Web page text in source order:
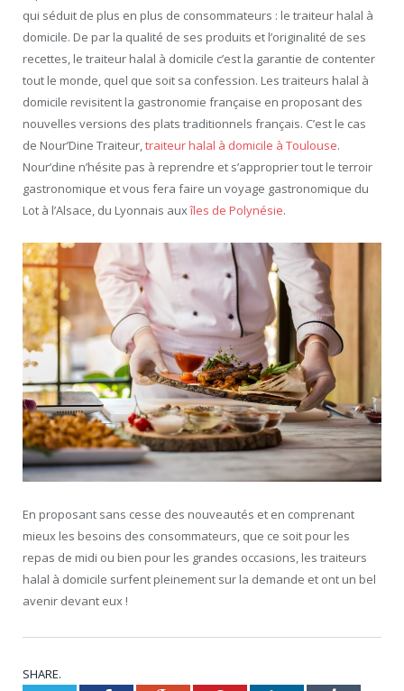
qui séduit de plus en plus de consommateurs : le traiteur halal à
domicile. De par la qualité de ses produits et l’originalité de ses
recettes, le traiteur halal à domicile c’est la garantie de contenter
tout le monde, quel que soit sa confession. Les traiteurs halal à
domicile revisitent la gastronomie française en proposant des
nouvelles versions des plats traditionnels français. C’est le cas
de Nour’Dine Traiteur,traiteur halal à domicile à Toulouse.
Nour’dine n’hésite pas à reprendre et s’approprier tout le terroir
gastronomique et vous fera faire un voyage gastronomique du
Lot à l’Alsace, du Lyonnais auxîles de Polynésie.
En proposant sans cesse des nouveautés et en comprenant
mieux les besoins des consommateurs, que ce soit pour les
repas de midi ou bien pour les grandes occasions, les traiteurs
halal à domicile surfent pleinement sur la demande et ont un bel
avenir devant eux !
SHARE.